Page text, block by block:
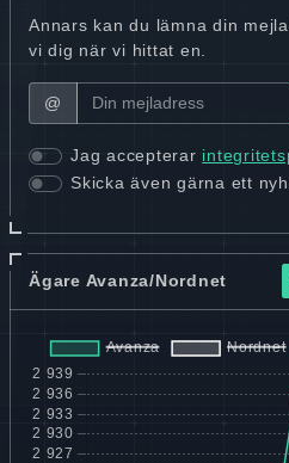
Annars kan du lämna din
vi dig när vi hittat en.
@
Jag accepterar
Skicka även gärna ett
Ägare Avanza/Nordnet